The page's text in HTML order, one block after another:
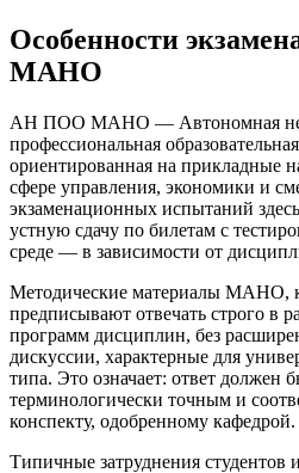
Особенности
МАНО
АН ПОО МАНО — Автономная
профессиональная
ориентированная на прикладные
сфере управления, экономики и
экзаменационных испытаний
устную сдачу по билетам с
среде — в зависимости от
Методические материалы МАНО,
предписывают отвечать строго в
программ дисциплин, без
дискуссии, характерные для
типа. Это означает: ответ должен
терминологически точным и
конспекту, одобренному кафедрой.
Типичные затруднения студентов